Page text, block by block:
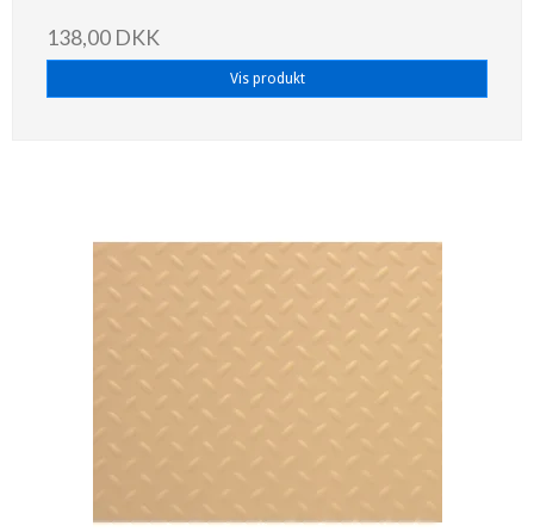
138,00 DKK
Vis produkt